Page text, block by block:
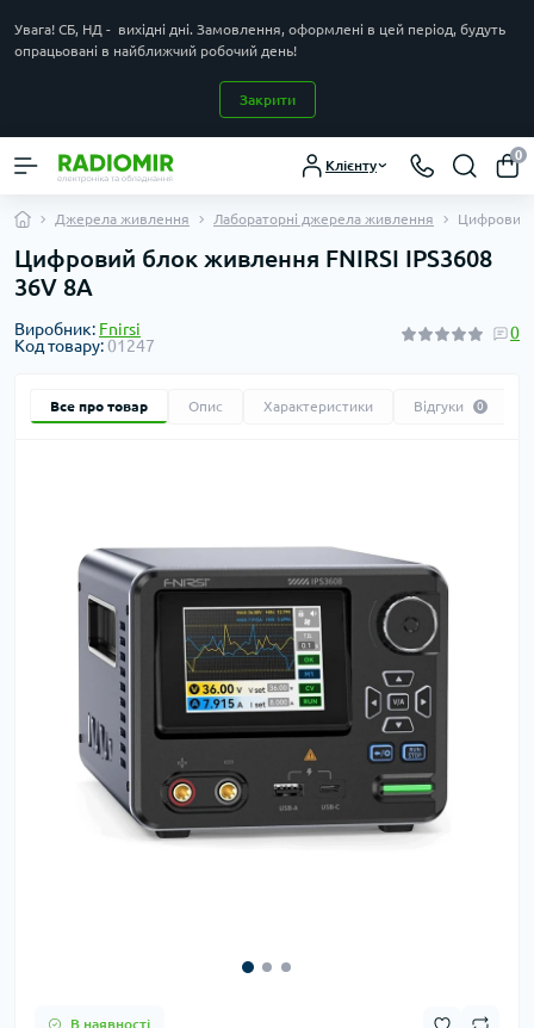
Увага! СБ, НД - вихідні дні. Замовлення, оформлені в цей період, будуть
опрацьовані в найближчий робочий день!
Закрити
Клієнту
0
Джерела живлення Лабораторні джерела живлення Цифровий
Цифровий блок живлення FNIRSI IPS3608
36V 8A
Виробник: Fnirsi
Код товару:01247
0
Все про товар Опис Характеристики Відгуки 0
В наявності